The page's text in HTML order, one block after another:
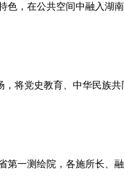
，在公共空间中融入湖
将党史教育、中华民族共
一测绘院，各施所长、